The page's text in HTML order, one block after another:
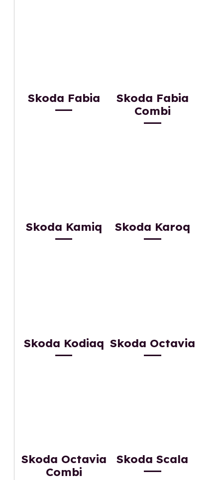
Skoda Fabia
Skoda Fabia
Combi
Skoda Kamiq Skoda Karoq
Skoda Kodiaq Skoda Octavia
Skoda Octavia
Combi
Skoda Scala